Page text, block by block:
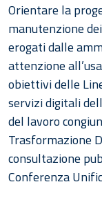
Orientare la
manutenzione
erogati dalle
attenzione
obiettivi delle
servizi digitali
del lavoro
Trasformazione
consultazione
Conferenza